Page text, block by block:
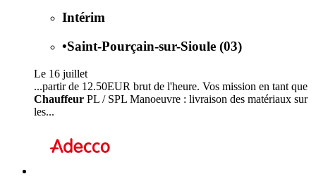
Intérim
•Saint-Pourçain-sur-Sioule (03)
Le 16 juillet
...partir de 12.50EUR brut de l'heure. Vos mission en tant que
Chauffeur PL / SPL Manoeuvre : livraison des matériaux sur
les...